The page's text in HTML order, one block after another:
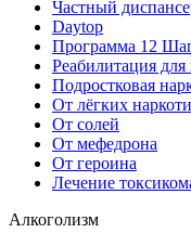
Частный
Daytop
Программа 12
Реабилитация
Подростковая
От лёгких
От солей
От мефедрона
От героина
Лечение
Алкоголизм